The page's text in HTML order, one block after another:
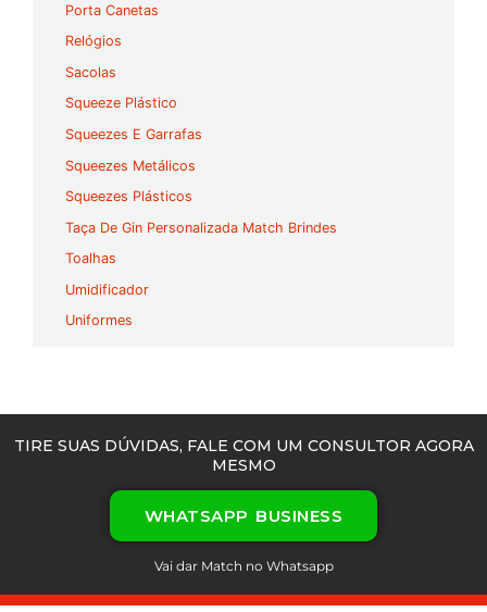
Porta Canetas
Relógios
Sacolas
Squeeze Plástico
Squeezes E Garrafas
Squeezes Metálicos
Squeezes Plásticos
Taça De Gin Personalizada Match Brindes
Toalhas
Umidificador
Uniformes
TIRE SUAS DÚVIDAS, FALE COM UM CONSULTOR AGORA
MESMO
WHATSAPP BUSINESS
Vai dar Match no Whatsapp